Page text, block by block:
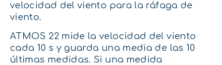
velocidad del viento para la ráfaga de
viento.
ATMOS 22 mide la velocidad del viento
cada 10 s y guarda una media de las 10
últimas medidas. Si una medida